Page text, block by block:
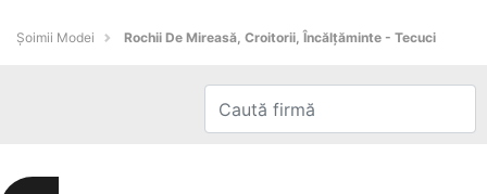
Șoimii Modei Rochii De Mireasă, Croitorii, Încălțăminte - Tecuci